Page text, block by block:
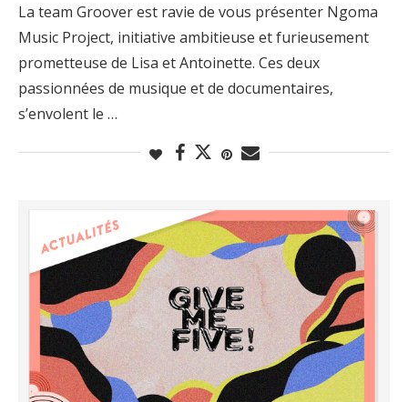
La team Groover est ravie de vous présenter Ngoma
Music Project, initiative ambitieuse et furieusement
prometteuse de Lisa et Antoinette. Ces deux
passionnées de musique et de documentaires,
s’envolent le …